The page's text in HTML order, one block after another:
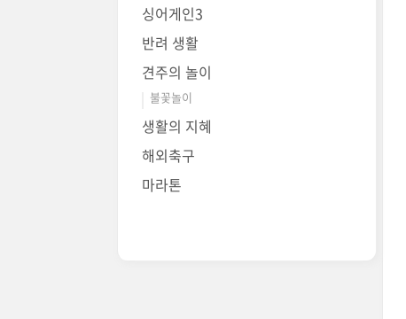
싱어게인3
반려 생활
견주의 놀이
불꽃놀이
생활의 지혜
해외축구
마라톤